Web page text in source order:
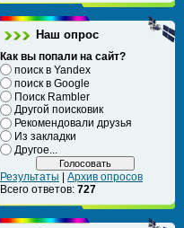
Наш опрос
Как вы попали на сайт?
поиск в Yandex
поиск в Google
Поиск Rambler
Другой поисковик
Рекомендовали друзья
Из закладки
Другое...
Результаты | Архив опросов
Всего ответов: 727